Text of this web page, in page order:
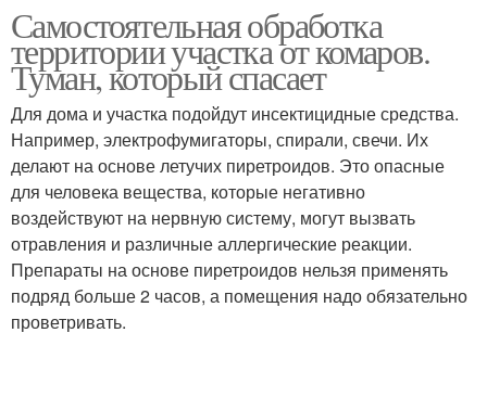
Средства для снятия
Средства для
домашней работы
Народные средства Средства для очистки
Самостоятельная обработка
территории участка от комаров.
Туман, который спасает
Для дома и участка подойдут инсектицидные средства.
Например, электрофумигаторы, спирали, свечи. Их
делают на основе летучих пиретроидов. Это опасные
для человека вещества, которые негативно
воздействуют на нервную систему, могут вызвать
отравления и различные аллергические реакции.
Препараты на основе ­пиретроидов нельзя применять
подряд больше 2 часов, а помещения надо обязательно
проветривать.